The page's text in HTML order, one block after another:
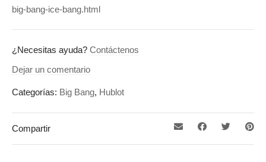
big-bang-ice-bang.html
¿Necesitas ayuda? Contáctenos
Dejar un comentario
Categorías: Big Bang, Hublot
Compartir